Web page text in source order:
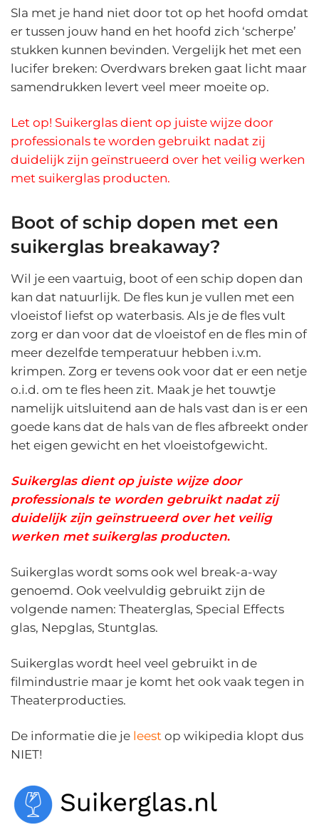
Sla met je hand niet door tot op het hoofd omdat
er tussen jouw hand en het hoofd zich ‘scherpe’
stukken kunnen bevinden. Vergelijk het met een
lucifer breken: Overdwars breken gaat licht maar
samendrukken levert veel meer moeite op.
Let op! Suikerglas dient op juiste wijze door
professionals te worden gebruikt nadat zij
duidelijk zijn geïnstrueerd over het veilig werken
met suikerglas producten.
Boot of schip dopen met een
suikerglas breakaway?
Wil je een vaartuig, boot of een schip dopen dan
kan dat natuurlijk. De fles kun je vullen met een
vloeistof liefst op waterbasis. Als je de fles vult
zorg er dan voor dat de vloeistof en de fles min of
meer dezelfde temperatuur hebben i.v.m.
krimpen. Zorg er tevens ook voor dat er een netje
o.i.d. om te fles heen zit. Maak je het touwtje
namelijk uitsluitend aan de hals vast dan is er een
goede kans dat de hals van de fles afbreekt onder
het eigen gewicht en het vloeistofgewicht.
Suikerglas dient op juiste wijze door
professionals te worden gebruikt nadat zij
duidelijk zijn geïnstrueerd over het veilig
werken met suikerglas producten.
Suikerglas wordt soms ook wel break-a-way
genoemd. Ook veelvuldig gebruikt zijn de
volgende namen: Theaterglas, Special Effects
glas, Nepglas, Stuntglas.
Suikerglas wordt heel veel gebruikt in de
filmindustrie maar je komt het ook vaak tegen in
Theaterproducties.
De informatie die je leest op wikipedia klopt dus
NIET!